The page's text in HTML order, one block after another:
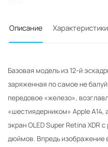
Описание Характеристики
Базовая модель из 12-й
заряженная по самое не
передовое «железо»,
«шестиядерником» Apple A14,
экран OLED Super Retina XDR
дюймов. Впредь изображение